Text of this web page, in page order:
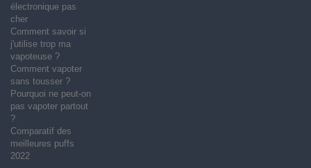
électronique pas
cher
Comment savoir si
j'utilise trop ma
vapoteuse ?
Comment vapoter
sans tousser ?
Pourquoi ne peut-on
pas vapoter partout
?
Comparatif des
meilleures puffs
2022